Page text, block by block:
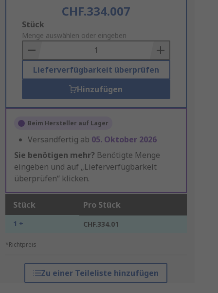
CHF.334.007
Add
to
Basket
Stück
Menge auswählen oder eingeben
Lieferverfügbarkeit überprüfen
Hinzufügen
Beim Hersteller auf Lager
Versandfertig ab 05. Oktober 2026
Sie benötigen mehr? Benötigte Menge
eingeben und auf „Lieferverfügbarkeit
überprüfen“ klicken.
Stück Pro Stück
1 + CHF.334.01
*Richtpreis
Zu einer Teileliste hinzufügen